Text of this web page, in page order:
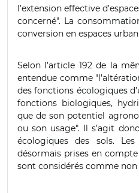
l’extension effective
concerné". La
conversion en espaces
Selon l’article 192 de la
entendue comme
des fonctions écologiques
fonctions biologiques,
que de son potentiel
ou son usage". Il s’agit
écologiques des sols.
désormais prises en
sont considérés comme non